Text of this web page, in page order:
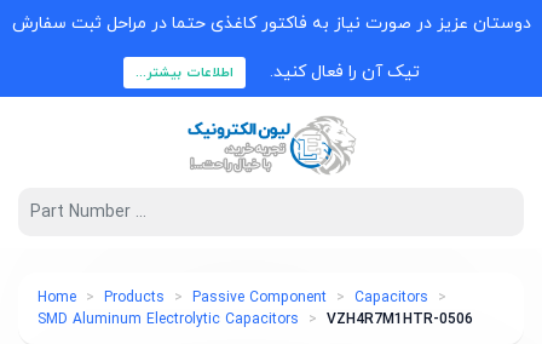
دوستان عزیز در صورت نیاز به فاکتور کاغذی حتما در مراحل ثبت سفارش
تیک آن را فعال کنید. اطلاعات بیشتر...
Home Products Passive Component
Capacitors
SMD Aluminum Electrolytic Capacitors
VZH4R7M1HTR-0506